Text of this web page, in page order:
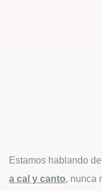
Estamos hablando de
a cal y canto, nunca